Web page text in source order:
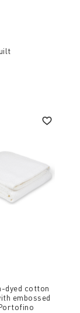
dyed cotton
embossed